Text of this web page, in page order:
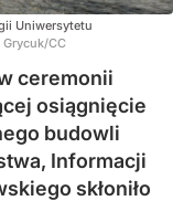
Uniwersytetu
Grycuk/CC
ceremonii
osiągnięcie
budowli
Informacji
skłoniło